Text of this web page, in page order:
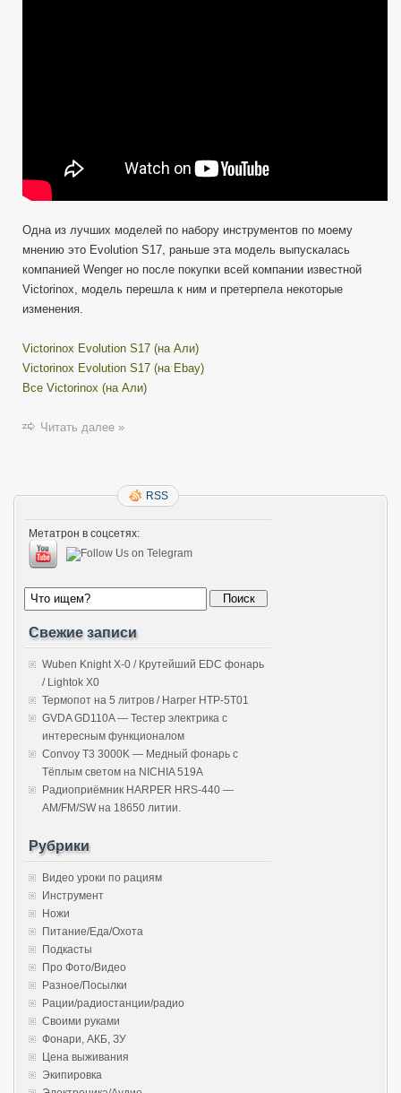
Одна из лучших моделей по набору инструментов по моему
мнению это Evolution S17, раньше эта модель выпускалась
компанией Wenger но после покупки всей компании известной
Victorinox, модель перешла к ним и претерпела некоторые
изменения.
Victorinox Evolution S17 (на Али)
Victorinox Evolution S17 (на Ebay)
Все Victorinox (на Али)
Читать далее »
RSS
Метатрон в соцсетях:
Свежие записи
Wuben Knight X-0 / Крутейший EDC фонарь
/ Lightok X0
Термопот на 5 литров / Harper HTP-5T01
GVDA GD110A — Тестер электрика с
интересным функционалом
Convoy T3 3000K — Медный фонарь с
Тёплым светом на NICHIA 519A
Радиоприёмник HARPER HRS-440 —
AM/FM/SW на 18650 литии.
Рубрики
Видео уроки по рациям
Инструмент
Ножи
Питание/Еда/Охота
Подкасты
Про Фото/Видео
Разное/Посылки
Рации/радиостанции/радио
Своими руками
Фонари, АКБ, ЗУ
Цена выживания
Экипировка